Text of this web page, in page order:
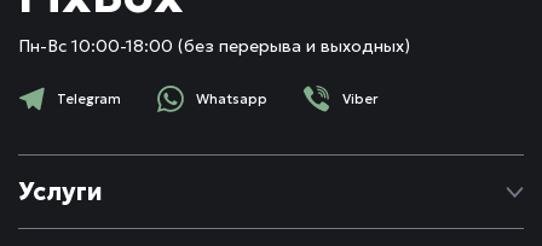
Пн-Вс 10:00-18:00 (без перерыва и выходных)
Telegram Whatsapp Viber
Услуги